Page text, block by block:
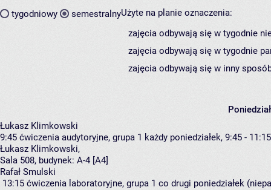
tygodniowy semestralnyUżyte na planie oznaczenia:
zajęcia odbywają się w tygodnie
zajęcia odbywają się w tygodnie
zajęcia odbywają się w inny
Łukasz Klimkowski
9:45 ćwiczenia audytoryjne, grupa 1 każdy poniedziałek, 9:45 - 11:15
Łukasz Klimkowski,
Sala 508, budynek: A-4 [A4]
Rafał Smulski
13:15 ćwiczenia laboratoryjne, grupa 1 co drugi poniedziałek